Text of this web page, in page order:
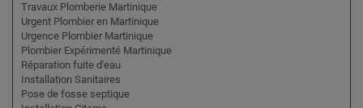
Travaux Plomberie Martinique
Urgent Plombier en Martinique
Urgence Plombier Martinique
Plombier Expérimenté Martinique
Réparation fuite d'eau
Installation Sanitaires
Pose de fosse septique